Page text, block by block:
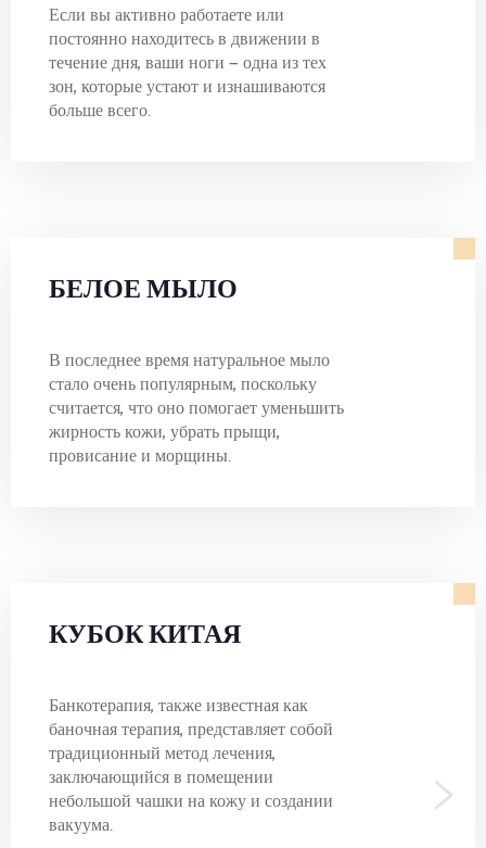
Если вы активно работаете или
постоянно находитесь в движении в
течение дня, ваши ноги — одна из тех
зон, которые устают и изнашиваются
больше всего.
БЕЛОЕ МЫЛО
В последнее время натуральное мыло
стало очень популярным, поскольку
считается, что оно помогает уменьшить
жирность кожи, убрать прыщи,
провисание и морщины.
КУБОК КИТАЯ
Банкотерапия, также известная как
баночная терапия, представляет собой
традиционный метод лечения,
заключающийся в помещении
небольшой чашки на кожу и создании
вакуума.
>